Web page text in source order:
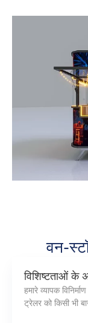
वन-
विशिष्टताओं के
हमारे व्यापक
ट्रेलर को किसी भी